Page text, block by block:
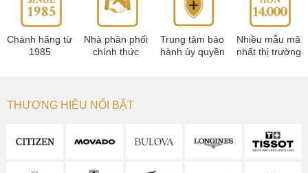
Chánh hãng từ
1985
Nhà phân phối
chính thức
Trung tâm bảo
hành ủy quyền
Nhiều mẫu mã
nhất thị trường
THƯƠNG HIỆU NỔI BẬT